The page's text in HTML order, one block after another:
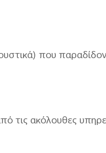
που
τις ακόλουθες